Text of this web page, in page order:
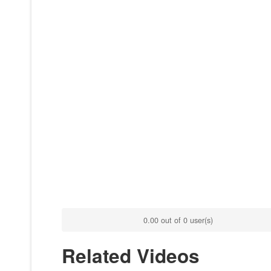
0.00 out of 0 user(s)
Related Videos